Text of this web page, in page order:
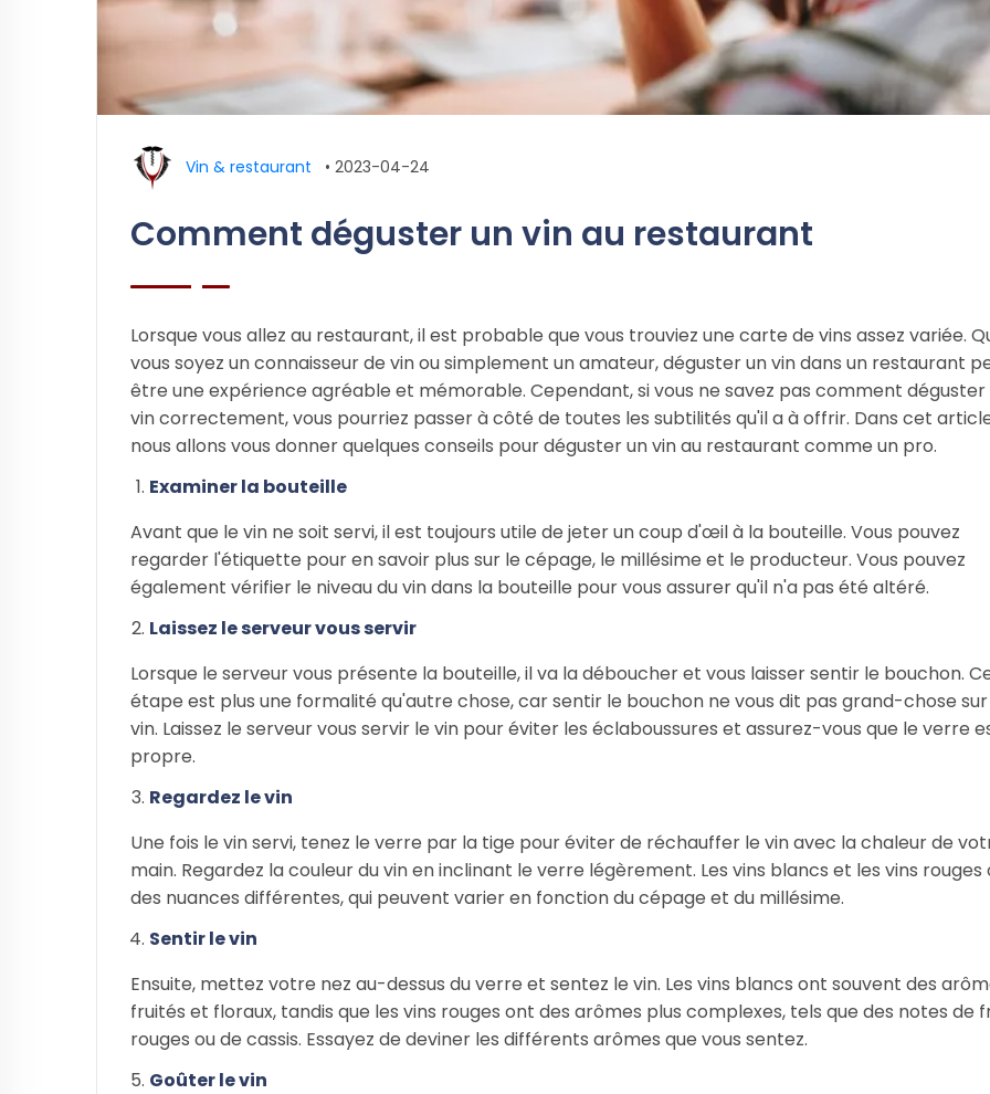
Vin & restaurant • 2023-04-24
Comment déguster un vin au restaurant
Lorsque vous allez au restaurant, il est probable que vous trouviez une carte de vins assez variée.
vous soyez un connaisseur de vin ou simplement un amateur, déguster un vin dans un restaurant
être une expérience agréable et mémorable. Cependant, si vous ne savez pas comment déguster
vin correctement, vous pourriez passer à côté de toutes les subtilités qu'il a à offrir. Dans cet
nous allons vous donner quelques conseils pour déguster un vin au restaurant comme un pro.
Examiner la bouteille
Avant que le vin ne soit servi, il est toujours utile de jeter un coup d'œil à la bouteille. Vous pouvez
regarder l'étiquette pour en savoir plus sur le cépage, le millésime et le producteur. Vous pouvez
également vérifier le niveau du vin dans la bouteille pour vous assurer qu'il n'a pas été altéré.
Laissez le serveur vous servir
Lorsque le serveur vous présente la bouteille, il va la déboucher et vous laisser sentir le bouchon.
étape est plus une formalité qu'autre chose, car sentir le bouchon ne vous dit pas grand-chose
vin. Laissez le serveur vous servir le vin pour éviter les éclaboussures et assurez-vous que le verre
propre.
Regardez le vin
Une fois le vin servi, tenez le verre par la tige pour éviter de réchauffer le vin avec la chaleur de
main. Regardez la couleur du vin en inclinant le verre légèrement. Les vins blancs et les vins rouges
des nuances différentes, qui peuvent varier en fonction du cépage et du millésime.
Sentir le vin
Ensuite, mettez votre nez au-dessus du verre et sentez le vin. Les vins blancs ont souvent des
fruités et floraux, tandis que les vins rouges ont des arômes plus complexes, tels que des notes de
rouges ou de cassis. Essayez de deviner les différents arômes que vous sentez.
Goûter le vin